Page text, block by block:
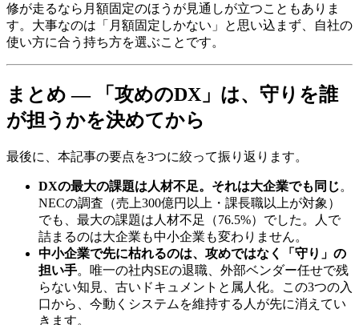
修が走るなら月額固定のほうが見通しが立つこともありま
す。大事なのは「月額固定しかない」と思い込まず、自社の
使い方に合う持ち方を選ぶことです。
まとめ — 「攻めのDX」は、守りを誰
が担うかを決めてから
最後に、本記事の要点を3つに絞って振り返ります。
DXの最大の課題は人材不足。それは大企業でも同じ。
NECの調査（売上300億円以上・課長職以上が対象）
でも、最大の課題は人材不足（76.5%）でした。人で
詰まるのは大企業も中小企業も変わりません。
中小企業で先に枯れるのは、攻めではなく「守り」の
担い手。唯一の社内SEの退職、外部ベンダー任せで残
らない知見、古いドキュメントと属人化。この3つの入
口から、今動くシステムを維持する人が先に消えてい
きます。